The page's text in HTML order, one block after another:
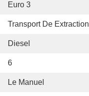
Euro 3
Transport De Extraction
Diesel
6
Le Manuel